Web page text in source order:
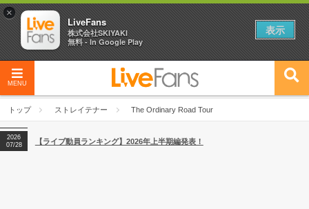
MENU
トップ ストレイテナー The Ordinary Road Tour
04/27
【フェス特集2026】フェス情報はここから！
2026
07/28
2026
【フェス特集2026】フェス情報はここから！
2026
07/28
【ライブ動員ランキング】2026年上半期編発表！
×
LiveFans
株式会社SKIYAKI
無料 - In Google Play
表示